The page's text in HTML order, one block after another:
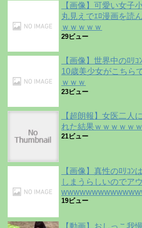
【画像】可愛い女子
丸見えでｴﾛ漫画を読
ｗｗｗｗｗ
29ビュー
【画像】世界中のﾛﾘ
10歳美少女がこちら
ｗｗｗ
23ビュー
【超朗報】女医二人
れた結果ｗｗｗｗｗ
21ビュー
【画像】真性のﾛﾘｺﾝ
しまうらしいのでア
19ビュー
【動画】おしっこ我